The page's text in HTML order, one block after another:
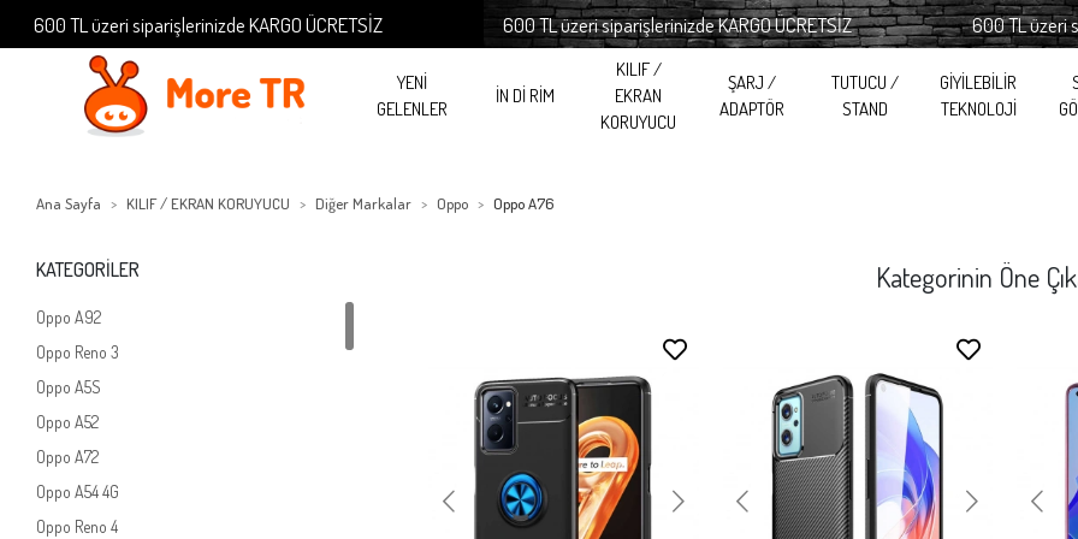
siparişlerinizde KARGO ÜCRETSİZ 600 TL üzeri siparişlerinizde KARGO ÜCRETSİZ 600 TL üzeri
YENİ
GELENLER
İN Dİ RİM
KILIF /
EKRAN
KORUYUCU
ŞARJ /
ADAPTÖR
TUTUCU /
STAND
GİYİLEBİLİR
TEKNOLOJİ
Ana Sayfa KILIF / EKRAN KORUYUCU Diğer Markalar Oppo Oppo A76
KATEGORİLER
Oppo A92
Oppo Reno 3
Oppo A5S
Oppo A52
Oppo A72
Oppo A54 4G
Oppo Reno 4
Kategorinin Öne